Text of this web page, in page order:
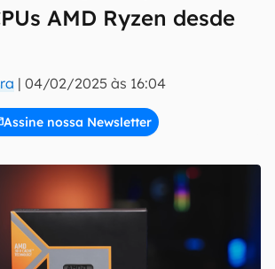
AMD Ryzen desde
| 04/02/2025 às 16:04
Assine nossa Newsletter
inscreva-se
de Privacidade do Canaltech.